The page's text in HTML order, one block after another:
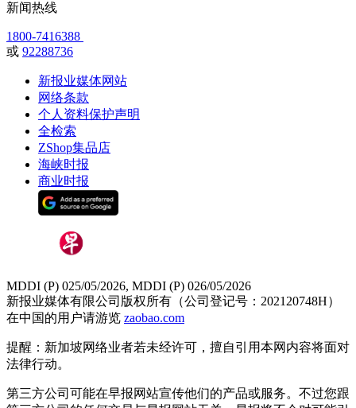
新闻热线
1800-7416388
或 92288736
新报业媒体网站
网络条款
个人资料保护声明
全检索
ZShop集品店
海峡时报
商业时报
MDDI (P) 025/05/2026, MDDI (P) 026/05/2026
新报业媒体有限公司版权所有（公司登记号：202120748H）
在中国的用户请游览 zaobao.com
提醒：新加坡网络业者若未经许可，擅自引用本网内容将面对
法律行动。
第三方公司可能在早报网站宣传他们的产品或服务。不过您跟